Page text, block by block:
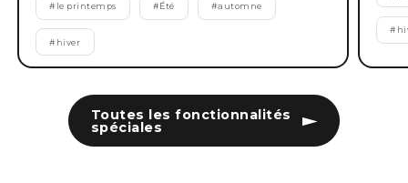
Toutes les fonctionnalités
spéciales
# le printemps #Été #automne
# hiver
#